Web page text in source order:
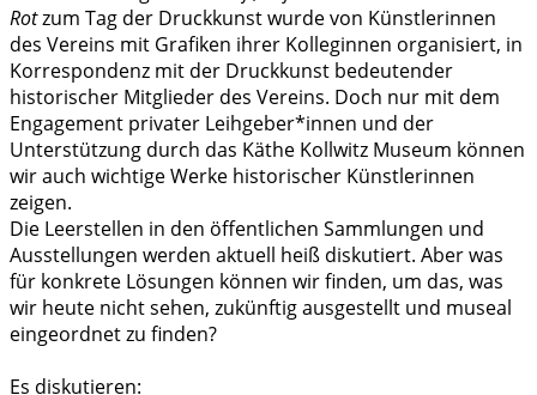
Rotzum Tag der Druckkunst wurde von Künstlerinnen
des Vereins mit Grafiken ihrer Kolleginnen organisiert, in
Korrespondenz mit der Druckkunst bedeutender
historischer Mitglieder des Vereins. Doch nur mit dem
Engagement privater Leihgeber*innen und der
Unterstützung durch das Käthe Kollwitz Museum können
wir auch wichtige Werke historischer Künstlerinnen
zeigen.
Die Leerstellen in den öffentlichen Sammlungen und
Ausstellungen werden aktuell heiß diskutiert. Aber was
für konkrete Lösungen können wir finden, um das, was
wir heute nicht sehen, zukünftig ausgestellt und museal
eingeordnet zu finden?
Es diskutieren: